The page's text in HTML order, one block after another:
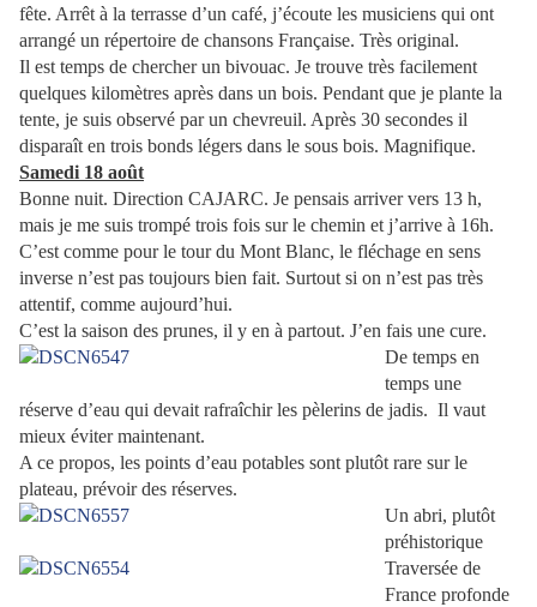
fête. Arrêt à la terrasse d’un café, j’écoute les musiciens qui ont
arrangé un répertoire de chansons Française. Très original.
Il est temps de chercher un bivouac. Je trouve très facilement
quelques kilomètres après dans un bois. Pendant que je plante la
tente, je suis observé par un chevreuil. Après 30 secondes il
disparaît en trois bonds légers dans le sous bois. Magnifique.
Samedi 18 août
Bonne nuit. Direction CAJARC. Je pensais arriver vers 13 h,
mais je me suis trompé trois fois sur le chemin et j’arrive à 16h.
C’est comme pour le tour du Mont Blanc, le fléchage en sens
inverse n’est pas toujours bien fait. Surtout si on n’est pas très
attentif, comme aujourd’hui.
C’est la saison des prunes, il y en à partout. J’en fais une cure.
De temps en
temps une
réserve d’eau qui devait rafraîchir les pèlerins de jadis. Il vaut
mieux éviter maintenant.
A ce propos, les points d’eau potables sont plutôt rare sur le
plateau, prévoir des réserves.
Un abri, plutôt
préhistorique
Traversée de
France profonde